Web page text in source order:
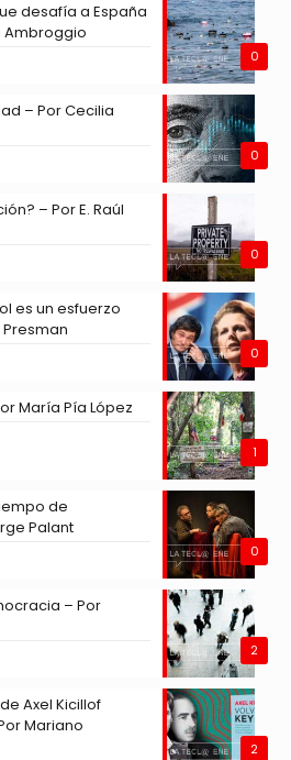
0
desafía a España
Ambroggio
0
– Por Cecilia
0
– Por E. Raúl
0
es un esfuerzo
1
María Pía López
0
de
Palant
2
– Por
2
Axel Kicillof
Mariano